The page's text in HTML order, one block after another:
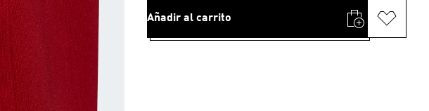
Añadir al carrito